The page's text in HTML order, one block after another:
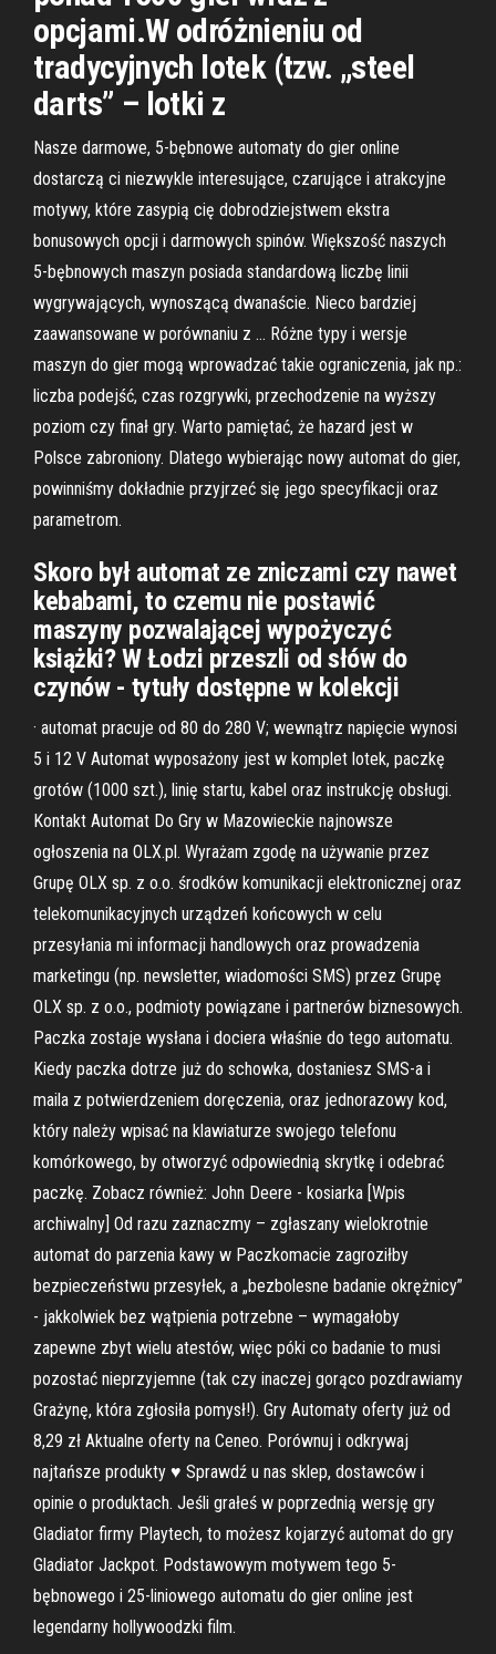
opcjami.W odróżnieniu od
tradycyjnych lotek (tzw. „steel
darts” – lotki z
Nasze darmowe, 5-bębnowe automaty do gier online
dostarczą ci niezwykle interesujące, czarujące i atrakcyjne
motywy, które zasypią cię dobrodziejstwem ekstra
bonusowych opcji i darmowych spinów. Większość naszych
5-bębnowych maszyn posiada standardową liczbę linii
wygrywających, wynoszącą dwanaście. Nieco bardziej
zaawansowane w porównaniu z … Różne typy i wersje
maszyn do gier mogą wprowadzać takie ograniczenia, jak np.:
liczba podejść, czas rozgrywki, przechodzenie na wyższy
poziom czy finał gry. Warto pamiętać, że hazard jest w
Polsce zabroniony. Dlatego wybierając nowy automat do gier,
powinniśmy dokładnie przyjrzeć się jego specyfikacji oraz
parametrom.
Skoro był automat ze zniczami czy nawet
kebabami, to czemu nie postawić
maszyny pozwalającej wypożyczyć
książki? W Łodzi przeszli od słów do
czynów - tytuły dostępne w kolekcji
· automat pracuje od 80 do 280 V; wewnątrz napięcie wynosi
5 i 12 V Automat wyposażony jest w komplet lotek, paczkę
grotów (1000 szt.), linię startu, kabel oraz instrukcję obsługi.
Kontakt Automat Do Gry w Mazowieckie najnowsze
ogłoszenia na OLX.pl. Wyrażam zgodę na używanie przez
Grupę OLX sp. z o.o. środków komunikacji elektronicznej oraz
telekomunikacyjnych urządzeń końcowych w celu
przesyłania mi informacji handlowych oraz prowadzenia
marketingu (np. newsletter, wiadomości SMS) przez Grupę
OLX sp. z o.o., podmioty powiązane i partnerów biznesowych.
Paczka zostaje wysłana i dociera właśnie do tego automatu.
Kiedy paczka dotrze już do schowka, dostaniesz SMS-a i
maila z potwierdzeniem doręczenia, oraz jednorazowy kod,
który należy wpisać na klawiaturze swojego telefonu
komórkowego, by otworzyć odpowiednią skrytkę i odebrać
paczkę. Zobacz również: John Deere - kosiarka [Wpis
archiwalny] Od razu zaznaczmy – zgłaszany wielokrotnie
automat do parzenia kawy w Paczkomacie zagroziłby
bezpieczeństwu przesyłek, a „bezbolesne badanie okrężnicy”
- jakkolwiek bez wątpienia potrzebne – wymagałoby
zapewne zbyt wielu atestów, więc póki co badanie to musi
pozostać nieprzyjemne (tak czy inaczej gorąco pozdrawiamy
Grażynę, która zgłosiła pomysł!). Gry Automaty oferty już od
8,29 zł Aktualne oferty na Ceneo. Porównuj i odkrywaj
najtańsze produkty ♥ Sprawdź u nas sklep, dostawców i
opinie o produktach. Jeśli grałeś w poprzednią wersję gry
Gladiator firmy Playtech, to możesz kojarzyć automat do gry
Gladiator Jackpot. Podstawowym motywem tego 5-
bębnowego i 25-liniowego automatu do gier online jest
legendarny hollywoodzki film.